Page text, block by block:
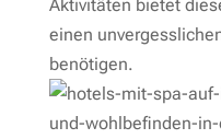
Aktivitäten bietet
einen
benötigen.